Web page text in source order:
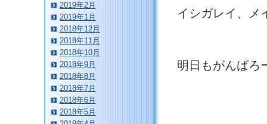
イシガレイ、メ
明日もがんばろ
2019年2月
2019年1月
2018年12月
2018年11月
2018年10月
2018年9月
2018年8月
2018年7月
2018年6月
2018年5月